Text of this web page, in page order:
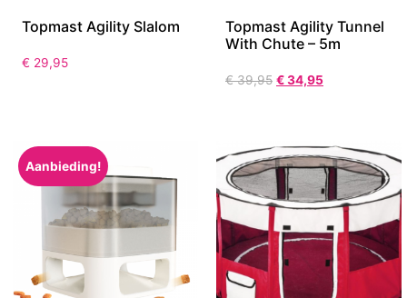
Topmast Agility Slalom
€ 29,95
Topmast Agility Tunnel
With Chute – 5m
€39,95 €34,95
Aanbieding!